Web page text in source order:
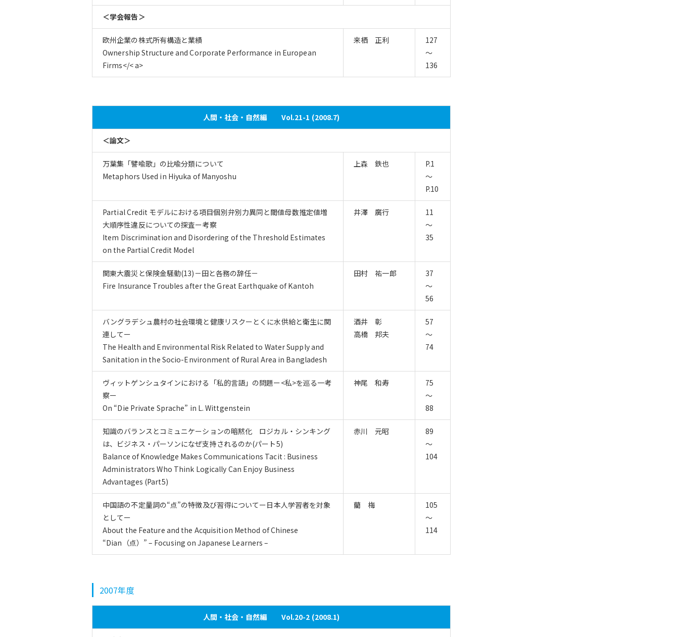
＜学会報告＞
欧州企業の株式所有構造と業績
Ownership Structure and Corporate Performance in European
Firms</< a>
来栖 正利
127
～
136
人間・社会・自然編 Vol.21-1 (2008.7)
＜論文＞
万葉集「譬喩歌」の比喩分類について
Metaphors Used in Hiyuka of Manyoshu
上森 鉄也
P.1
～
P.10
Partial Credit モデルにおける項目個別弁別力異同と閾値母数推定値増
大順序性違反についての探査ー考察
Item Discrimination and Disordering of the Threshold Estimates
on the Partial Credit Model
井澤 廣行
11
～
35
関東大震災と保険金騒動(13)－田と各務の辞任－
Fire Insurance Troubles after the Great Earthquake of Kantoh
田村 祐一郎
37
～
56
バングラデシュ農村の社会環境と健康リスクーとくに水供給と衛生に関
連してー
The Health and Environmental Risk Related to Water Supply and
Sanitation in the Socio-Environment of Rural Area in Bangladesh
酒井 彰
高橋 邦夫
57
～
74
ヴィットゲンシュタインにおける「私的言語」の問題ー<私>を巡る一考
察ー
On “Die Private Sprache” in L. Wittgenstein
神尾 和寿
75
～
88
知識のバランスとコミュニケーションの暗黙化 ロジカル・シンキング
は、ビジネス・パーソンになぜ支持されるのか(パート5)
Balance of Knowledge Makes Communications Tacit : Business
Administrators Who Think Logically Can Enjoy Business
Advantages (Part5)
赤川 元昭
89
～
104
中国語の不定量詞の“点”の特徴及び習得についてー日本人学習者を対象
としてー
About the Feature and the Acquisition Method of Chinese
“Dian（点）” – Focusing on Japanese Learners –
藺 梅
105
～
114
2007年度
人間・社会・自然編 Vol.20-2 (2008.1)